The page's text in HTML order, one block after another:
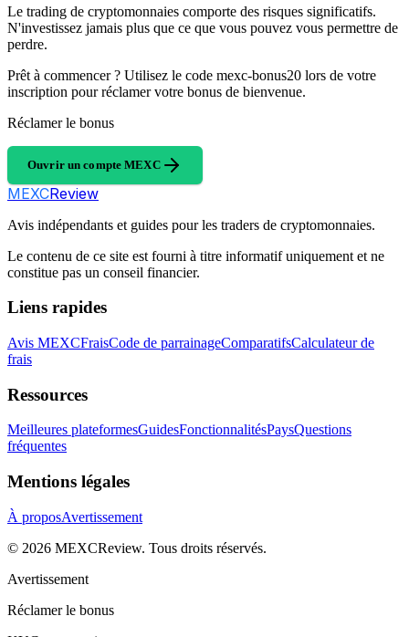
Le trading de cryptomonnaies comporte des risques significatifs.
N'investissez jamais plus que ce que vous pouvez vous permettre de
perdre.
Prêt à commencer ? Utilisez le code mexc-bonus20 lors de votre
inscription pour réclamer votre bonus de bienvenue.
Réclamer le bonus
Ouvrir un compte MEXC
MEXCReview
Avis indépendants et guides pour les traders de cryptomonnaies.
Le contenu de ce site est fourni à titre informatif uniquement et ne
constitue pas un conseil financier.
Liens rapides
Avis MEXCFraisCode de parrainageComparatifsCalculateur de
frais
Ressources
Meilleures plateformesGuidesFonctionnalitésPaysQuestions
fréquentes
Mentions légales
À proposAvertissement
© 2026 MEXCReview. Tous droits réservés.
Avertissement
Réclamer le bonus